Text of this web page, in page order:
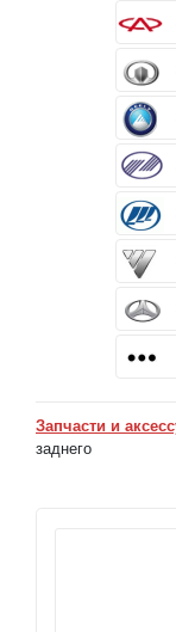
Запчасти и
заднего